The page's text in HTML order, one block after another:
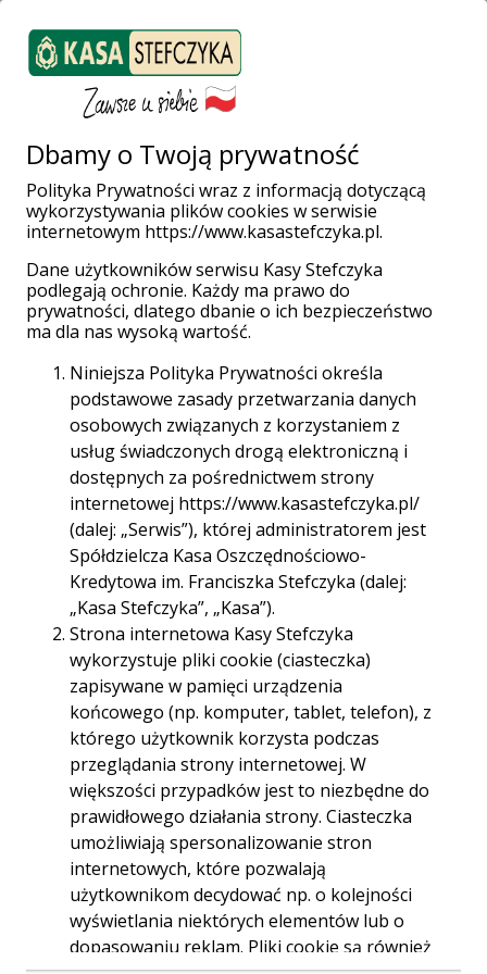
Weź pożyczkę
Załóż konto
Strona główna Placówki i Bankomaty
Tarnobrzeg
Piłsudskiego 12
Placówka Stefczyk Finanse
Tarnobrzeg, Piłsudskiego 12
39-400 Tarnobrzeg, Piłsudskiego 12
Godziny otwarcia: pon. - pt. 09.00-16.30
Telefon: 158221337
158221338
E-mail: 065tarnobrzeg.pilsudskiego@kasystefczyka.pl
Trasa Start
Dbamy o Twoją prywatność
Polityka Prywatności wraz z informacją dotyczącą
wykorzystywania plików cookies w serwisie
internetowym https://www.kasastefczyka.pl.
Dane użytkowników serwisu Kasy Stefczyka
podlegają ochronie. Każdy ma prawo do
prywatności, dlatego dbanie o ich bezpieczeństwo
ma dla nas wysoką wartość.
Niniejsza Polityka Prywatności określa
podstawowe zasady przetwarzania danych
osobowych związanych z korzystaniem z
usług świadczonych drogą elektroniczną i
dostępnych za pośrednictwem strony
internetowej https://www.kasastefczyka.pl/
(dalej: „Serwis”), której administratorem jest
Spółdzielcza Kasa Oszczędnościowo-
Kredytowa im. Franciszka Stefczyka (dalej:
„Kasa Stefczyka”, „Kasa”).
Strona internetowa Kasy Stefczyka
wykorzystuje pliki cookie (ciasteczka)
zapisywane w pamięci urządzenia
końcowego (np. komputer, tablet, telefon), z
którego użytkownik korzysta podczas
przeglądania strony internetowej. W
większości przypadków jest to niezbędne do
prawidłowego działania strony. Ciasteczka
umożliwiają spersonalizowanie stron
internetowych, które pozwalają
użytkownikom decydować np. o kolejności
wyświetlania niektórych elementów lub o
dopasowaniu reklam. Pliki cookie są również